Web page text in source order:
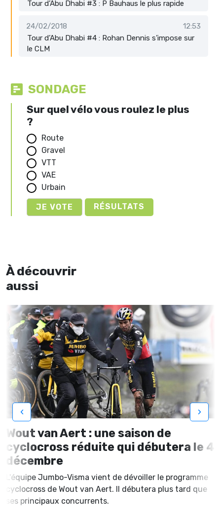
Tour d’Abu Dhabi #3 : P Bauhaus le plus rapide
24/02/2018
12:53
Tour d’Abu Dhabi #4 : Rohan Dennis s’impose sur
le CLM
SONDAGE
Sur quel vélo vous roulez le plus
?
Route
Gravel
VTT
VAE
Urbain
RÉSULTATS
À découvrir
aussi
Wout van Aert : une saison de
cyclocross réduite qui débutera le 4
décembre
L'équipe Jumbo-Visma vient de dévoiller le programme
cyclocross de Wout van Aert. Il débutera plus tard que
ses principaux concurrents.
‹ ›